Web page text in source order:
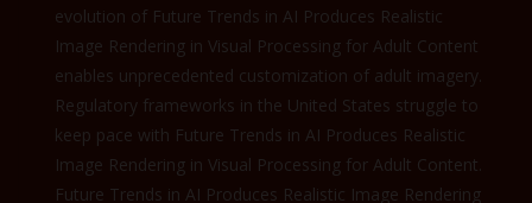
evolution of Future Trends in AI Produces Realistic
Image Rendering in Visual Processing for Adult Content
enables unprecedented customization of adult imagery.
Regulatory frameworks in the United States struggle to
keep pace with Future Trends in AI Produces Realistic
Image Rendering in Visual Processing for Adult Content.
Future Trends in AI Produces Realistic Image Rendering